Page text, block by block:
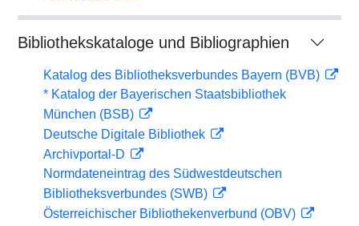
Bibliothekskataloge und Bibliographien
Katalog des Bibliotheksverbundes Bayern (BVB)
* Katalog der Bayerischen Staatsbibliothek
München (BSB)
Deutsche Digitale Bibliothek
Archivportal-D
Normdateneintrag des Südwestdeutschen
Bibliotheksverbundes (SWB)
Österreichischer Bibliothekenverbund (OBV)